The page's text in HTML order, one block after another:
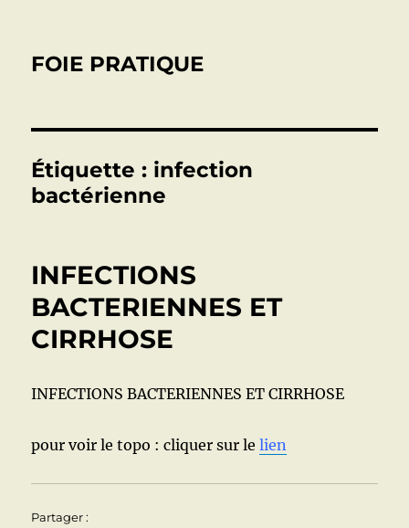
FOIE PRATIQUE
Étiquette : infection
bactérienne
INFECTIONS
BACTERIENNES ET
CIRRHOSE
INFECTIONS BACTERIENNES ET CIRRHOSE
pour voir le topo : cliquer sur lelien
Partager :